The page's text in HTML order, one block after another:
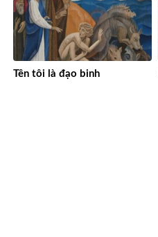
Tên tôi là đạo binh